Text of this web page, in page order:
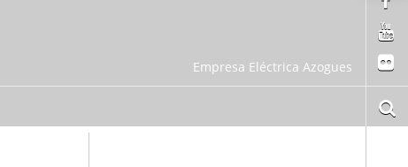
Empresa Eléctrica Azogues